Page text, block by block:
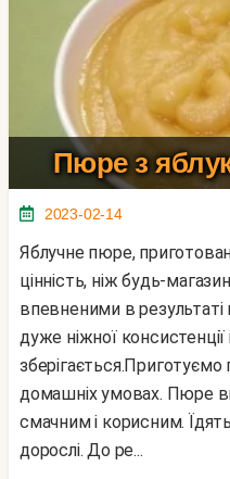
Пюре з
2023-02-14
Яблучне пюре, приготоване самостійно, має велику
цінність, ніж будь-
впевненими в
дуже ніжної консистенції
домашніх умовах. Пюре
смачним і корисним. Їдять
дорослі. До ре...